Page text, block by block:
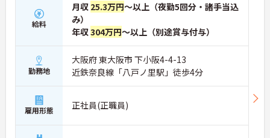
給料
月収 25.3万円～以上（夜勤5回分・諸手当込
み）
年収304万円～以上（別途賞与付与）
勤務地
大阪府 東大阪市 下小阪4-4-13
近鉄奈良線「八戸ノ里駅」徒歩4分
雇用形態 正社員(正職員)